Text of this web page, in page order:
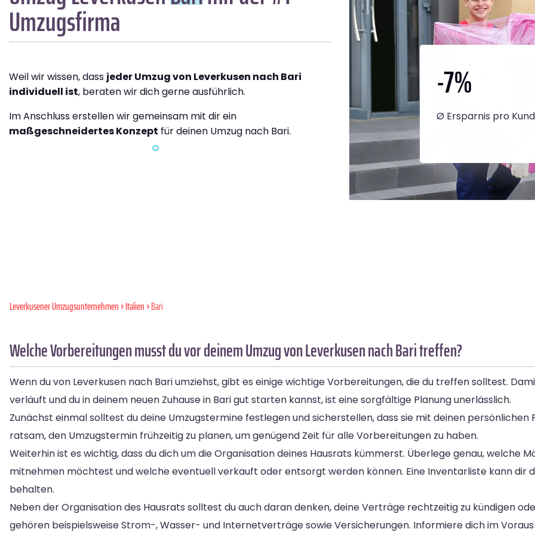
Umzugsfirma
Weil wir wissen, dass jeder Umzug von Leverkusen nach Bari
individuell ist, beraten wir dich gerne ausführlich.
Im Anschluss erstellen wir gemeinsam mit dir ein
maßgeschneidertes Konzept für deinen Umzug nach Bari.
-7%
Ø Ersparnis pro
Leverkusener Umzugsunternehmen»Italien» Bari
Welche Vorbereitungen musst du vor deinem Umzug von Leverkusen nach Bari treffen?
Wenn du von Leverkusen nach Bari umziehst, gibt es einige wichtige Vorbereitungen, die du treffen solltest.
verläuft und du in deinem neuen Zuhause in Bari gut starten kannst, ist eine sorgfältige Planung unerlässlich.
Zunächst einmal solltest du deine Umzugstermine festlegen und sicherstellen, dass sie mit deinen persönlichen
ratsam, den Umzugstermin frühzeitig zu planen, um genügend Zeit für alle Vorbereitungen zu haben.
Weiterhin ist es wichtig, dass du dich um die Organisation deines Hausrats kümmerst. Überlege genau, welche
mitnehmen möchtest und welche eventuell verkauft oder entsorgt werden können. Eine Inventarliste kann dir
behalten.
Neben der Organisation des Hausrats solltest du auch daran denken, deine Verträge rechtzeitig zu kündigen
gehören beispielsweise Strom-, Wasser- und Internetverträge sowie Versicherungen. Informiere dich im